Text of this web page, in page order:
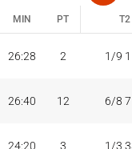
MIN PT T2
26:28 2 1/9
26:40 12 6/8
24:20 3 1/3